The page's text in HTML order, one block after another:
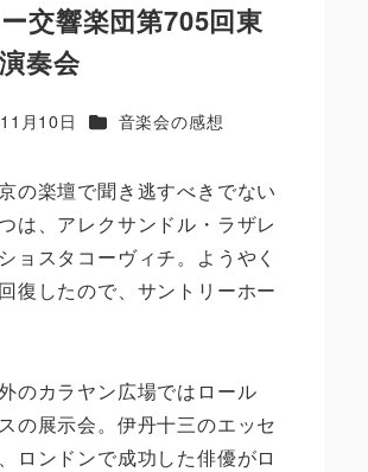
交響楽団第705回東
奏会
月10日 カテゴリー
音楽会の感想
の楽壇で聞き逃すべきでない
は、アレクサンドル・ラザレ
ョスタコーヴィチ。ようやく
復したので、サントリーホー
のカラヤン広場ではロール
の展示会。伊丹十三のエッセ
ロンドンで成功した俳優がロ